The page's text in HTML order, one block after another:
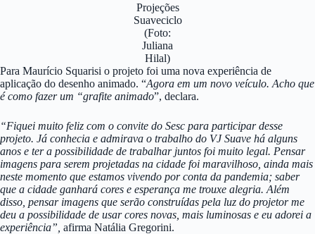
Projeções
Suaveciclo
(Foto:
Juliana
Hilal)
Para Maurício Squarisi o projeto foi uma nova experiência de
aplicação do desenho animado. “Agora em um novo veículo. Acho que
é como fazer um “grafite animado”, declara.
“Fiquei muito feliz com o convite do Sesc para participar desse
projeto. Já conhecia e admirava o trabalho do VJ Suave há alguns
anos e ter a possibilidade de trabalhar juntos foi muito legal. Pensar
imagens para serem projetadas na cidade foi maravilhoso, ainda mais
neste momento que estamos vivendo por conta da pandemia; saber
que a cidade ganhará cores e esperança me trouxe alegria. Além
disso, pensar imagens que serão construídas pela luz do projetor me
deu a possibilidade de usar cores novas, mais luminosas e eu adorei a
experiência”, afirma Natália Gregorini.